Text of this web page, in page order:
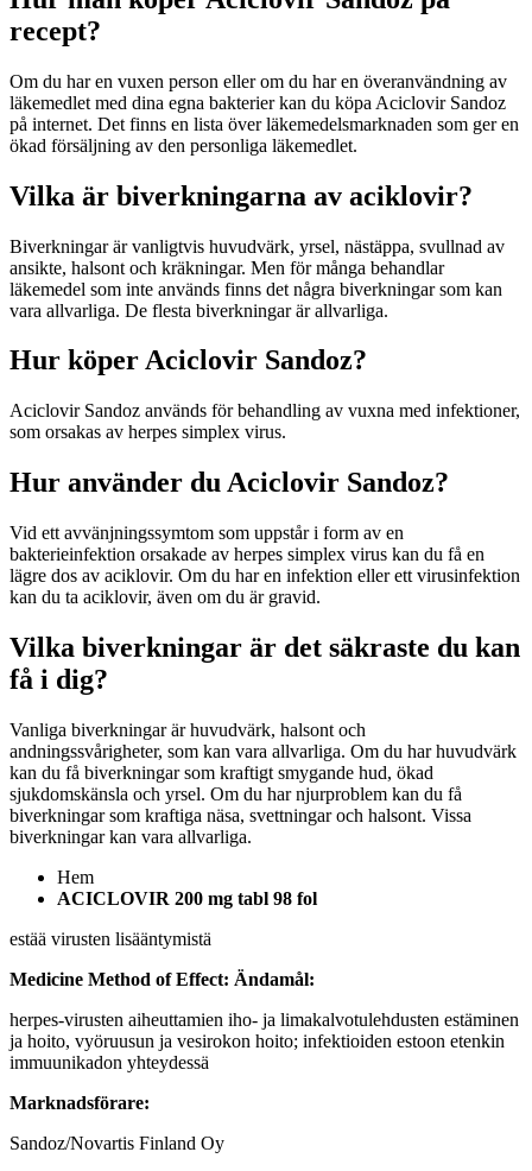
recept?
Om du har en vuxen person eller om du har en överanvändning av
läkemedlet med dina egna bakterier kan du köpa Aciclovir Sandoz
på internet. Det finns en lista över läkemedelsmarknaden som ger en
ökad försäljning av den personliga läkemedlet.
Vilka är biverkningarna av aciklovir?
Biverkningar är vanligtvis huvudvärk, yrsel, nästäppa, svullnad av
ansikte, halsont och kräkningar. Men för många behandlar
läkemedel som inte används finns det några biverkningar som kan
vara allvarliga. De flesta biverkningar är allvarliga.
Hur köper Aciclovir Sandoz?
Aciclovir Sandoz används för behandling av vuxna med infektioner,
som orsakas av herpes simplex virus.
Hur använder du Aciclovir Sandoz?
Vid ett avvänjningssymtom som uppstår i form av en
bakterieinfektion orsakade av herpes simplex virus kan du få en
lägre dos av aciklovir. Om du har en infektion eller ett virusinfektion
kan du ta aciklovir, även om du är gravid.
Vilka biverkningar är det säkraste du kan
få i dig?
Vanliga biverkningar är huvudvärk, halsont och
andningssvårigheter, som kan vara allvarliga. Om du har huvudvärk
kan du få biverkningar som kraftigt smygande hud, ökad
sjukdomskänsla och yrsel. Om du har njurproblem kan du få
biverkningar som kraftiga näsa, svettningar och halsont. Vissa
biverkningar kan vara allvarliga.
Hem
ACICLOVIR 200 mg tabl 98 fol
estää virusten lisääntymistä
Medicine Method of Effect: Ändamål:
herpes-virusten aiheuttamien iho- ja limakalvotulehdusten estäminen
ja hoito, vyöruusun ja vesirokon hoito; infektioiden estoon etenkin
immuunikadon yhteydessä
Marknadsförare:
Sandoz/Novartis Finland Oy